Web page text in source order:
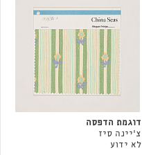
דוגמת הדפסה
צ'יינה סיז
לא ידוע